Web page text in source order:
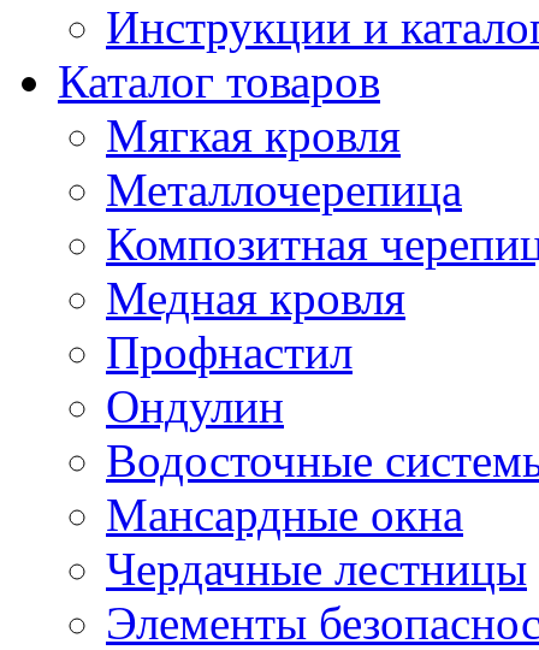
Инструкции и
Каталог товаров
Мягкая кровля
Металлочерепица
Композитная
Медная кровля
Профнастил
Ондулин
Водосточные
Мансардные окна
Чердачные лестницы
Элементы